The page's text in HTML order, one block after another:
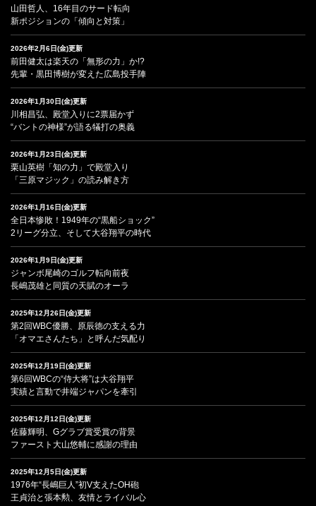
山田哲人、16年目のサード転向
新ポジションの「傾向と対策」
2026年2月6日(金)更新
前田健太は楽天の「無形の力」か!?
先輩・黒田博樹が変えた広島投手陣
2026年1月30日(金)更新
川相昌弘、殿堂入りに2票届かず
“バントの神様”が語る犠打の奥義
2026年1月23日(金)更新
栗山英樹「知の力」で殿堂入り
「三原マジック」の読み解き方
2026年1月16日(金)更新
全日本惨敗！1949年の“黒船ショック”
2リーグ分立、そして大谷翔平の時代
2026年1月9日(金)更新
ジャンボ尾崎のゴルフ転向前夜
長嶋茂雄と同質の天賦のオーラ
2025年12月26日(金)更新
第2回WBC優勝、原辰徳の支える力
「オマエさんたち」と呼んだ気配り
2025年12月19日(金)更新
第6回WBCの“侍大将”は大谷翔平
実績と言動で井端ジャパンを牽引
2025年12月12日(金)更新
佐藤輝明、Gグラブ賞受賞の背景
ファースト大山悠輔に感謝の理由
2025年12月5日(金)更新
1976年“長嶋巨人”初V支えたOH砲
王貞治と張本勲、友情とライバル心